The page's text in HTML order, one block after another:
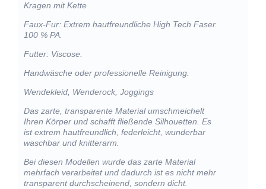
Kragen mit Kette
Faux-Fur: Extrem hautfreundliche High Tech Faser.
100 % PA.
Futter: Viscose.
Handwäsche oder professionelle Reinigung.
Wendekleid, Wenderock, Joggings
Das zarte, transparente Material umschmeichelt
Ihren Körper und schafft fließende Silhouetten. Es
ist extrem hautfreundlich, federleicht, wunderbar
waschbar und knitterarm.
Bei diesen Modellen wurde das zarte Material
mehrfach verarbeitet und dadurch ist es nicht mehr
transparent durchscheinend, sondern dicht.